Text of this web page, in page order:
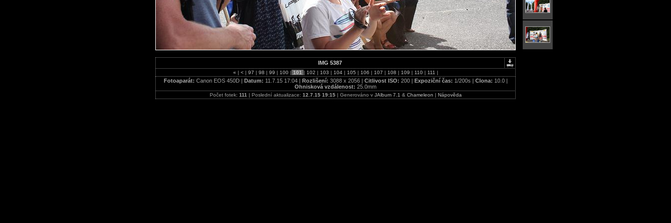
IMG 5387
« | < | 97 | 98 | 99 | 100 | 101 | 102 | 103 | 104 | 105 | 106 | 107 | 108 | 109 | 110 | 111 |
Fotoaparát: Canon EOS 450D | Datum: 11.7.15 17:04 | Rozlišení: 3088 x 2056 | Citlivost ISO: 200 | Expoziční čas: 1/200s | Clona: 10.0 |
Ohnisková vzdálenost: 25.0mm
Počet fotek: 111 | Poslední aktualizace: 12.7.15 19:15| Generováno v JAlbum 7.1 & Chameleon | Nápověda